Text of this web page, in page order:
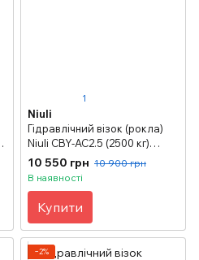
1
Niuli
Гідравлічний візок (рокла)
Niuli CBY-AC2.5 (2500 кг)
,колесо ∅200
10 550 грн 10 900 грн
В наявності
Купити
−2%